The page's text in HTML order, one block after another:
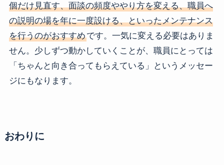
個だけ見直す、面談の頻度ややり方を変える、職員へ
の説明の場を年に一度設ける、といったメンテナンス
を行うのがおすすめです。一気に変える必要はありま
せん。少しずつ動かしていくことが、職員にとっては
「ちゃんと向き合ってもらえている」というメッセー
ジにもなります。
おわりに